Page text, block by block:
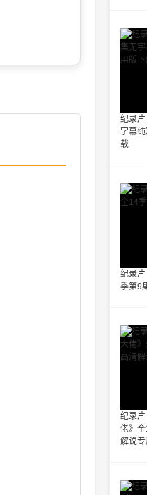
纪录
字幕
载
纪录
季第9
纪录
佬》
解说